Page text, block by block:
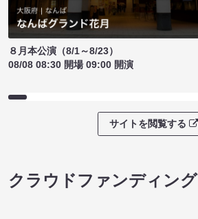
８月本公演（8/1～8/23）
08/08 08:30 開場 09:00 開演
サイトを閲覧する
クラウドファンディング